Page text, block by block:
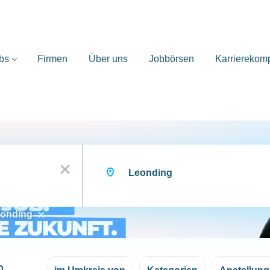
Firmen Über uns Jobbörsen
x